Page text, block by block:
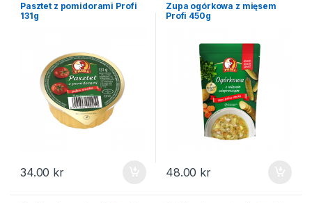
Pasztet z pomidorami Profi
131g
34.00 kr
Zupa ogórkowa z mięsem
Profi 450g
48.00 kr